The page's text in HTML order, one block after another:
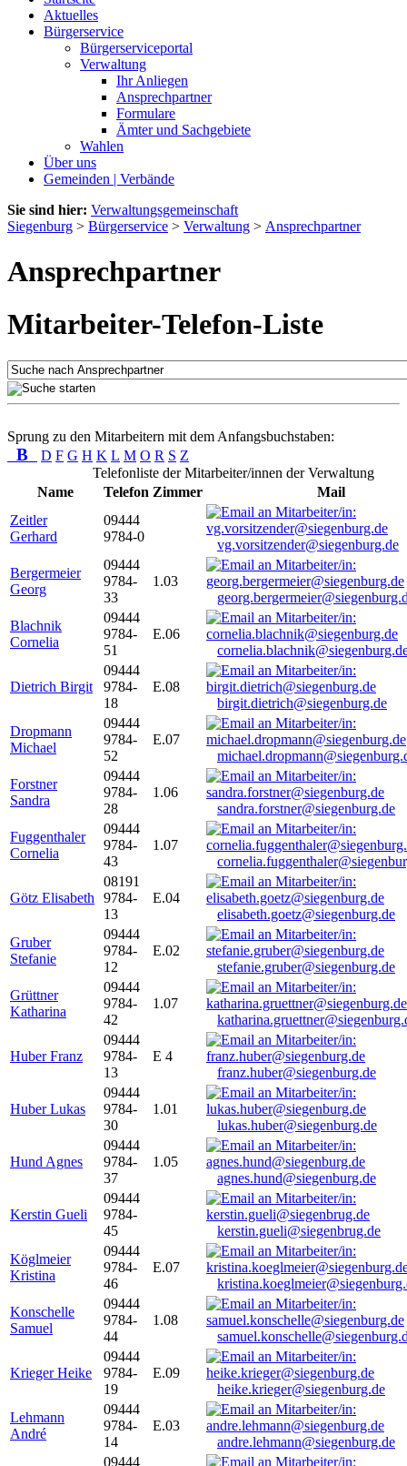
Aktuelles
Bürgerservice
Bürgerserviceportal
Verwaltung
Ihr Anliegen
Ansprechpartner
Formulare
Ämter und Sachgebiete
Wahlen
Über uns
Gemeinden | Verbände
Sie sind hier: Verwaltungsgemeinschaft
Siegenburg > Bürgerservice > Verwaltung > Ansprechpartner
Ansprechpartner
Mitarbeiter-Telefon-Liste
Sprung zu den Mitarbeitern mit dem Anfangsbuchstaben:
B D F G H K L M O R S Z
Telefonliste der Mitarbeiter/innen der Verwaltung
Name
Telefon Zimmer
Mail
Zeitler
Gerhard
09444
9784-0
vg.vorsitzender@siegenburg.de
Bergermeier
Georg
09444
9784-
33
1.03
Blachnik
Cornelia
09444
9784-
51
E.06
Dietrich Birgit
09444
9784-
18
E.08
birgit.dietrich@siegenburg.de
Dropmann
Michael
09444
9784-
52
E.07
Forstner
Sandra
09444
9784-
28
1.06
sandra.forstner@siegenburg.de
Fuggenthaler
Cornelia
09444
9784-
43
1.07
Götz Elisabeth
08191
9784-
13
E.04
elisabeth.goetz@siegenburg.de
Gruber
Stefanie
09444
9784-
12
E.02
stefanie.gruber@siegenburg.de
Grüttner
Katharina
09444
9784-
42
1.07
Huber Franz
09444
9784-
13
E 4
franz.huber@siegenburg.de
Huber Lukas
09444
9784-
30
1.01
lukas.huber@siegenburg.de
Hund Agnes
09444
9784-
37
1.05
agnes.hund@siegenburg.de
Kerstin Gueli
09444
9784-
45
kerstin.gueli@siegenbrug.de
Köglmeier
Kristina
09444
9784-
46
E.07
Konschelle
Samuel
09444
9784-
44
1.08
Krieger Heike
09444
9784-
19
E.09
heike.krieger@siegenburg.de
Lehmann
André
09444
9784-
14
E.03
andre.lehmann@siegenburg.de
09444